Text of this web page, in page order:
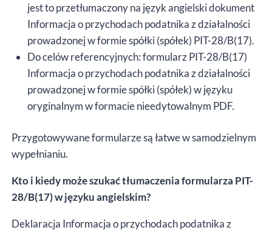
jest to przetłumaczony na język angielski dokument
Informacja o przychodach podatnika z działalności
prowadzonej w formie spółki (spółek) PIT-28/B(17).
Do celów referencyjnych: formularz PIT-28/B(17)
Informacja o przychodach podatnika z działalności
prowadzonej w formie spółki (spółek) w języku
oryginalnym w formacie nieedytowalnym PDF.
Przygotowywane formularze są łatwe w samodzielnym
wypełnianiu.
Kto i kiedy może szukać tłumaczenia formularza PIT-
28/B(17) w języku angielskim?
Deklaracja Informacja o przychodach podatnika z